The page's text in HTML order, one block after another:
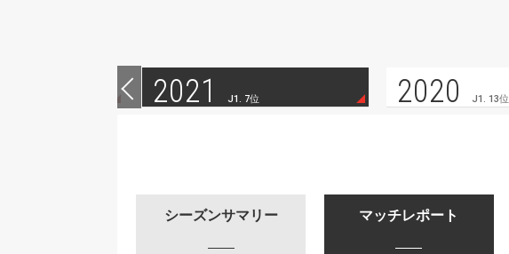
2021 J1. 7位 2020 J1. 13位
シーズンサマリー マッチレポート